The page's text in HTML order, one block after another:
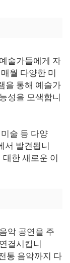
술가들에게 자
월 다양한 미
을 통해 예술가
성을 모색합니
술 등 다양
서 발견됩니
한 새로운 이
악 공연을 주
결시킵니
통 음악까지 다